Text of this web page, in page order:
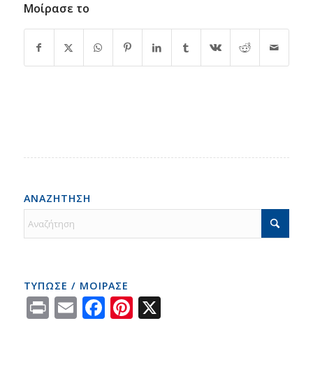
Μοίρασε το
ΑΝΑΖΗΤΗΣΗ
ΤΥΠΩΣΕ / ΜΟΙΡΑΣΕ
PrintEmailFacebook
Pinterest
X